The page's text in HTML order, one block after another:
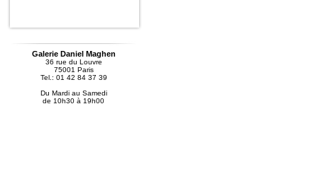
Galerie Daniel Maghen
36 rue du Louvre
75001 Paris
Tel.: 01 42 84 37 39
Du Mardi au Samedi
de 10h30 à 19h00